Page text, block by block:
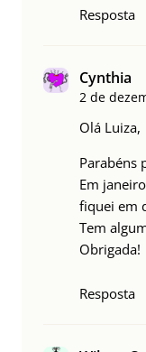
Resposta
Cynthia
2 de
Olá Luiza,
Parabéns
Em
fiquei em
Tem
Obrigada!
Resposta